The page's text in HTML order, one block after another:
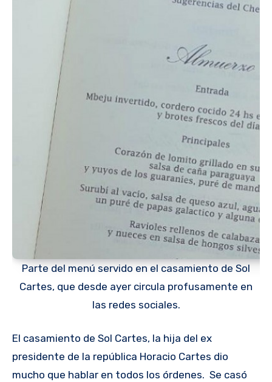
Parte del menú servido en el casamiento de Sol
Cartes, que desde ayer circula profusamente en
las redes sociales.
El casamiento de Sol Cartes, la hija del ex
presidente de la república Horacio Cartes dio
mucho que hablar en todos los órdenes. Se casó